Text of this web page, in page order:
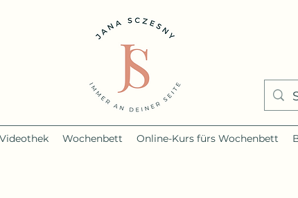
Wochenbett Online-Kurs fürs Wochenbett